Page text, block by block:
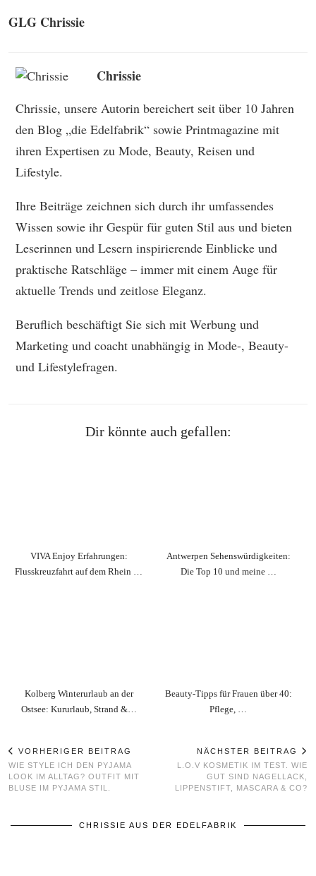
GLG Chrissie
Chrissie
Chrissie, unsere Autorin bereichert seit über 10 Jahren
den Blog „die Edelfabrik“ sowie Printmagazine mit
ihren Expertisen zu Mode, Beauty, Reisen und
Lifestyle.
Ihre Beiträge zeichnen sich durch ihr umfassendes
Wissen sowie ihr Gespür für guten Stil aus und bieten
Leserinnen und Lesern inspirierende Einblicke und
praktische Ratschläge – immer mit einem Auge für
aktuelle Trends und zeitlose Eleganz.
Beruflich beschäftigt Sie sich mit Werbung und
Marketing und coacht unabhängig in Mode-, Beauty-
und Lifestylefragen.
Dir könnte auch gefallen:
VIVA Enjoy Erfahrungen:
Flusskreuzfahrt auf dem Rhein …
Antwerpen Sehenswürdigkeiten:
Die Top 10 und meine …
Kolberg Winterurlaub an der
Ostsee: Kururlaub, Strand &…
Beauty‑Tipps für Frauen über 40:
Pflege, …
VORHERIGER BEITRAG
WIE STYLE ICH DEN PYJAMA
LOOK IM ALLTAG? OUTFIT MIT
BLUSE IM PYJAMA STIL.
NÄCHSTER BEITRAG
L.O.V KOSMETIK IM TEST. WIE
GUT SIND NAGELLACK,
LIPPENSTIFT, MASCARA & CO?
CHRISSIE AUS DER EDELFABRIK